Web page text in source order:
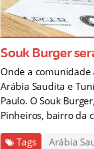
Souk Burger
Onde a comunidade
Arábia Saudita e
Paulo. O Souk
Pinheiros, bairro da
Tags Arábia